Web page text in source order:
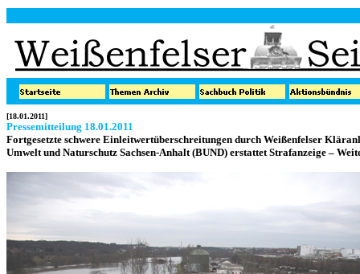
[18.01.2011]
Pressemitteilung 18.01.2011
Fortgesetzte schwere Einleitwertüberschreitungen durch Weißenfelser
Umwelt und Naturschutz Sachsen-Anhalt (BUND) erstattet Strafanzeige –